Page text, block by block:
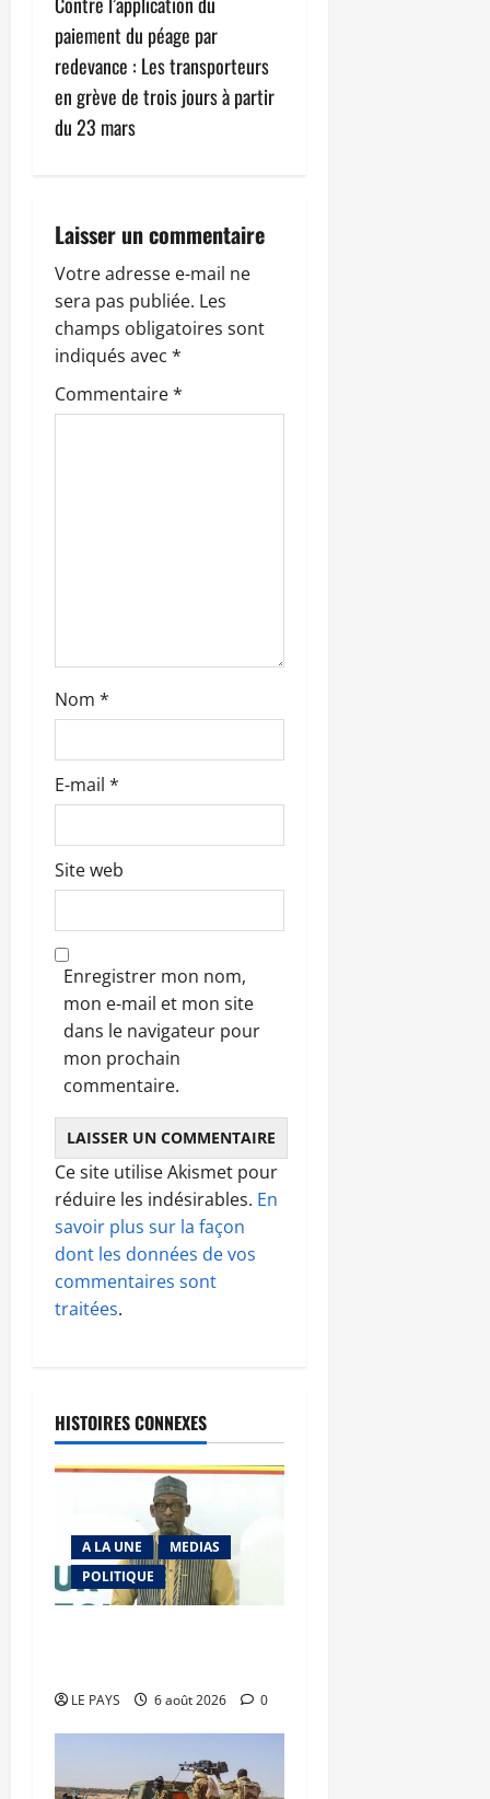
g
a
t
i
n
d
’
a
r
e
paiement du péage par
redevance : Les transporteurs
en grève de trois jours à partir
du 23 mars
Laisser un commentaire
Votre adresse e-mail ne
sera pas publiée. Les
champs obligatoires sont
indiqués avec *
Commentaire*
Nom *
E-mail *
Site web
Enregistrer mon nom,
mon e-mail et mon site
dans le navigateur pour
mon prochain
commentaire.
Ce site utilise Akismet pour
réduire les indésirables. En
savoir plus sur la façon
dont les données de vos
commentaires sont
traitées.
HISTOIRES CONNEXES
A LA UNE
MEDIAS
POLITIQUE
LE PAYS 6 août 2026 0